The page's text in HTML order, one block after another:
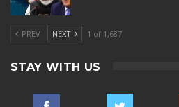
PREV NEXT 1 of 1,687
STAY WITH US